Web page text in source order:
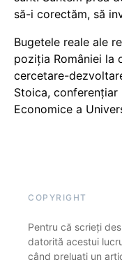
să-i corectăm, să
Bugetele reale ale
poziția României la
cercetare-
Stoica,
Economice a
COPYRIGHT
Pentru că scrieți
datorită acestui
când preluați un